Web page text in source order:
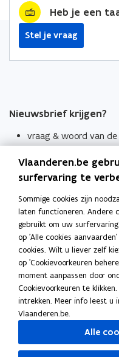
Heb je een
Stel je vraag
Nieuwsbrief krijgen?
vraag & woord van
Schrijf je in
Thema's
Taaladviezen
Spellingregels
Tips voor duidelijke taal
Bekijk ook
Spellingtests
Boek- en webwijzer
Vlaanderen.be
surfervaring te
Sommige cookies zijn
laten functioneren. Andere
gebruikt om uw
op 'Alle cookies
cookies. Wilt u liever zelf
op 'Cookievoorkeuren
moment aanpassen door
Cookievoorkeuren te
intrekken. Meer info leest u
Vlaanderen.be.
Alle